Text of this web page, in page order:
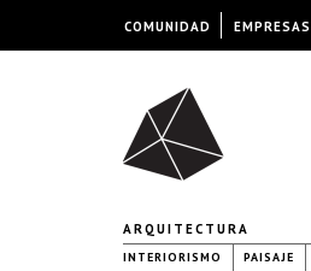
ARQUITECTURA
INTERIORISMO PAISAJE
COMUNIDAD EMPRESAS